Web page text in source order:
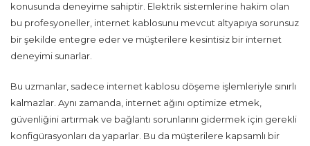
konusunda deneyime sahiptir. Elektrik sistemlerine hakim olan
bu profesyoneller, internet kablosunu mevcut altyapıya sorunsuz
bir şekilde entegre eder ve müşterilere kesintisiz bir internet
deneyimi sunarlar.
Bu uzmanlar, sadece internet kablosu döşeme işlemleriyle sınırlı
kalmazlar. Aynı zamanda, internet ağını optimize etmek,
güvenliğini artırmak ve bağlantı sorunlarını gidermek için gerekli
konfigürasyonları da yaparlar. Bu da müşterilere kapsamlı bir